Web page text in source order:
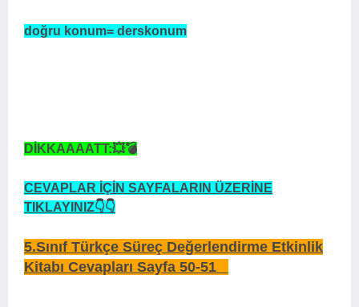
doğru konum= derskonum
DİKKAAAATT:💥💣
CEVAPLAR İÇİN SAYFALARIN ÜZERİNE
TIKLAYINIZ👇👇
5.Sınıf Türkçe Süreç Değerlendirme Etkinlik
Kitabı Cevapları Sayfa 50-51